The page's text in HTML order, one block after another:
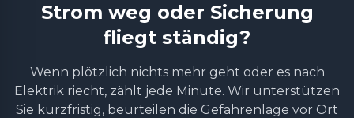
Strom weg oder Sicherung
fliegt ständig?
Wenn plötzlich nichts mehr geht oder es nach
Elektrik riecht, zählt jede Minute. Wir unterstützen
Sie kurzfristig, beurteilen die Gefahrenlage vor Ort